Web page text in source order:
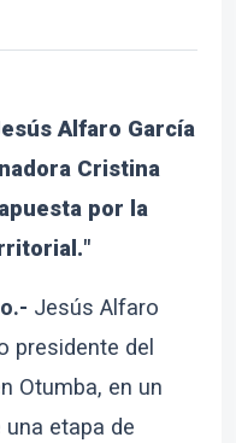
Alfaro García
Cristina
por la
"
Jesús Alfaro
presidente del
Otumba, en un
etapa de